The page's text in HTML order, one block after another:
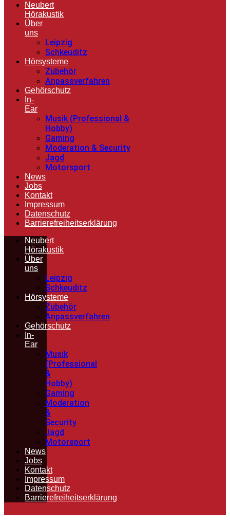
Neubert
Hörakustik
Über
uns
Leipzig
Schkeuditz
Hörsysteme
Zubehör
Anpassverfahren
Gehörschutz
In-
Ear
Musik (Professional &
Hobby)
Gaming
Moderation & Security
Jagd
Motorsport
News
Jobs
Kontakt
Impressum
Datenschutz
Barrierefreiheitserklärung
Neubert
Hörakustik
Über
uns
Leipzig
Schkeuditz
Hörsysteme
Zubehör
Anpassverfahren
Gehörschutz
In-
Ear
Musik
(Professional
&
Hobby)
Gaming
Moderation
&
Security
Jagd
Motorsport
News
Jobs
Kontakt
Impressum
Datenschutz
Barrierefreiheitserklärung